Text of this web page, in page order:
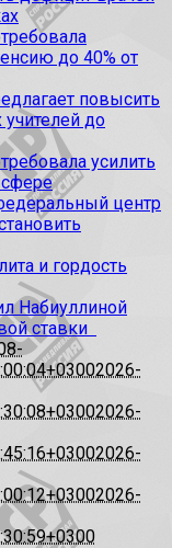
до 40% от
повысить
до
усилить
центр
и гордость
Набиуллиной
ставки
2026-
2026-
2026-
2026-